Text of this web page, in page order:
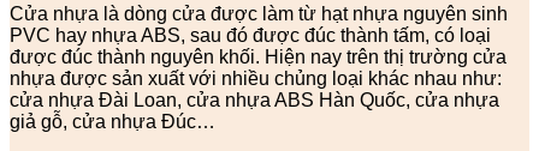
Cửa nhựa là dòng cửa được làm từ hạt nhựa nguyên sinh
PVC hay nhựa ABS, sau đó được đúc thành tấm, có loại
được đúc thành nguyên khối. Hiện nay trên thị trường cửa
nhựa được sản xuất với nhiều chủng loại khác nhau như:
cửa nhựa Đài Loan, cửa nhựa ABS Hàn Quốc, cửa nhựa
giả gỗ, cửa nhựa Đúc…